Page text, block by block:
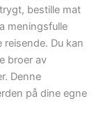
bestille mat
meningsfulle
Du kan
broer av
Denne
på dine egne